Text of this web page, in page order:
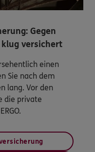
Gegen
versichert
einen
Sie nach dem
lang. Vor den
die private